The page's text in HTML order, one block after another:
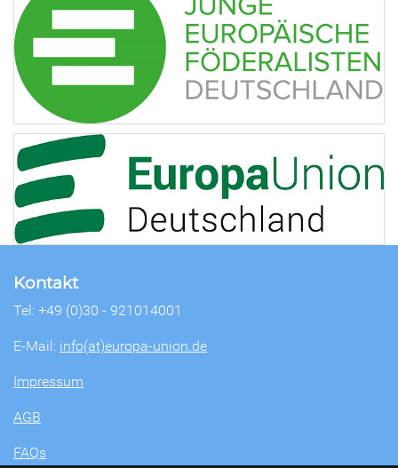
Kontakt
Tel: +49 (0)30 - 921014001
E-Mail: info(at)europa-union.de
Impressum
AGB
FAQs